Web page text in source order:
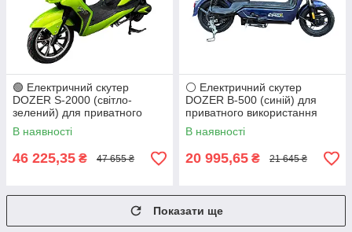
🟢 Електричний скутер
DOZER S-2000 (світло-
зелений) для приватного
використання 2000W
В наявності
46 225,35 ₴ 47 655 ₴
⚪ Електричний скутер
DOZER B-500 (синій) для
приватного використання
500W
В наявності
20 995,65 ₴ 21 645 ₴
Показати ще